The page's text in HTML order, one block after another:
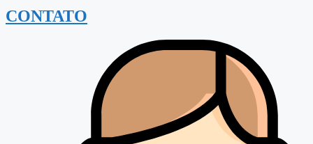
CONTATO